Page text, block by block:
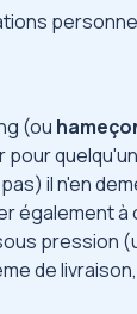
(ou
il n'en
également à
pression
de